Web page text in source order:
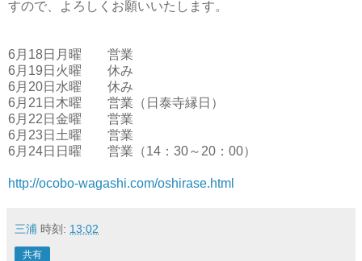
すので、よろしくお願いいたします。
6月18日月曜 営業
6月19日火曜 休み
6月20日水曜 休み
6月21日木曜 営業（日泰寺縁日）
6月22日金曜 営業
6月23日土曜 営業
6月24日日曜 営業（14：30～20：00）
http://ocobo-wagashi.com/oshirase.html
三浦 時刻: 13:02
共有